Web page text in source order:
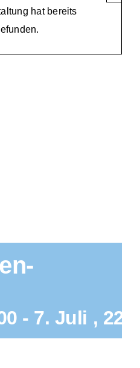
hat bereits
- 7. Juli ,